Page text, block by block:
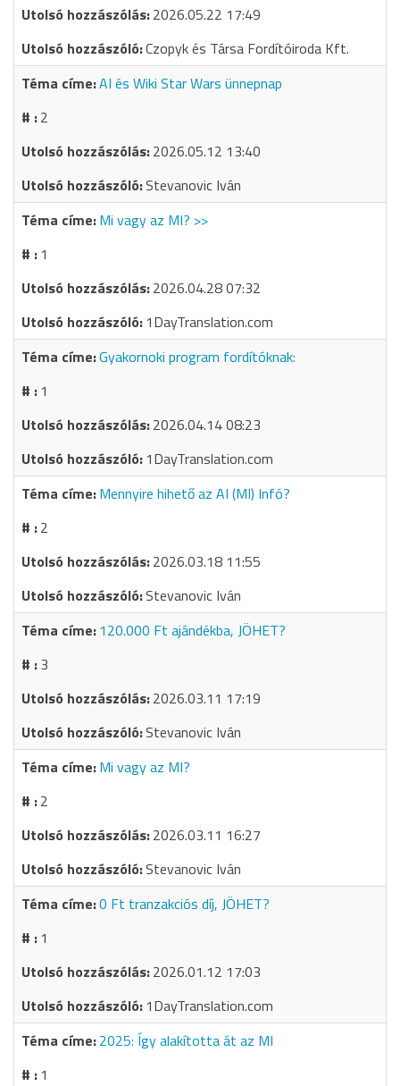
2026.05.22 17:49
Czopyk és Társa Fordítóiroda Kft.
AI és Wiki Star Wars ünnepnap
2
2026.05.12 13:40
Stevanovic Iván
Mi vagy az MI? >>
1
2026.04.28 07:32
1DayTranslation.com
Gyakornoki program fordítóknak:
1
2026.04.14 08:23
1DayTranslation.com
Mennyire hihető az AI (MI) Infó?
2
2026.03.18 11:55
Stevanovic Iván
120.000 Ft ajándékba, JÖHET?
3
2026.03.11 17:19
Stevanovic Iván
Mi vagy az MI?
2
2026.03.11 16:27
Stevanovic Iván
0 Ft tranzakciós díj, JÖHET?
1
2026.01.12 17:03
1DayTranslation.com
2025: Így alakította át az MI
1